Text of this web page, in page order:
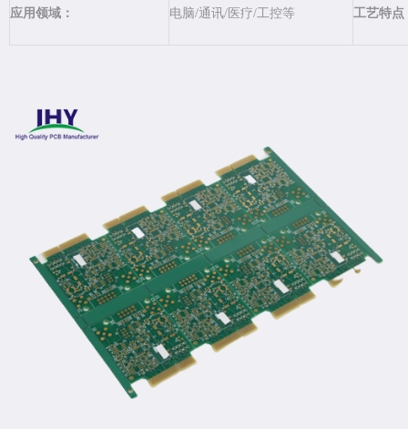
应用领域： 电脑/通讯/医疗/工控等 工艺特点